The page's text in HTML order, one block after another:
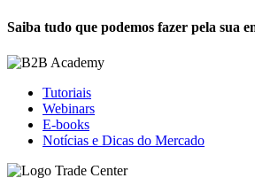
Saiba tudo que podemos fazer pela sua
Tutoriais
Webinars
E-books
Notícias e Dicas do Mercado